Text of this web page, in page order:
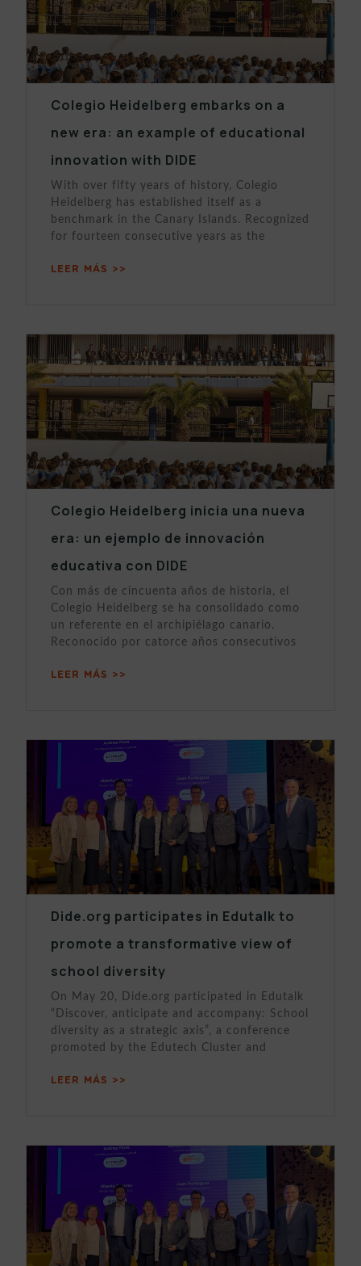
Colegio Heidelberg embarks on a
new era: an example of educational
innovation with DIDE
With over fifty years of history, Colegio
Heidelberg has established itself as a
benchmark in the Canary Islands. Recognized
for fourteen consecutive years as the
LEER MÁS >>
Colegio Heidelberg inicia una nueva
era: un ejemplo de innovación
educativa con DIDE
Con más de cincuenta años de historia, el
Colegio Heidelberg se ha consolidado como
un referente en el archipiélago canario.
Reconocido por catorce años consecutivos
LEER MÁS >>
Dide.org participates in Edutalk to
promote a transformative view of
school diversity
On May 20, Dide.org participated in Edutalk
“Discover, anticipate and accompany: School
diversity as a strategic axis”, a conference
promoted by the Edutech Cluster and
LEER MÁS >>